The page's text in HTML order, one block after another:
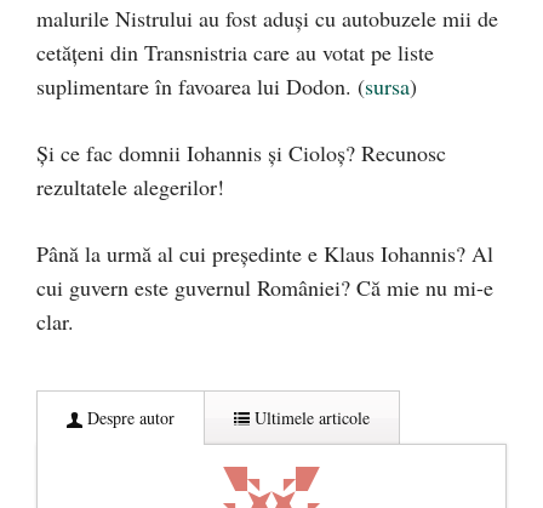
malurile Nistrului au fost aduși cu autobuzele mii de
cetățeni din Transnistria care au votat pe liste
suplimentare în favoarea lui Dodon. (sursa)
Și ce fac domnii Iohannis și Cioloș? Recunosc
rezultatele alegerilor!
Până la urmă al cui președinte e Klaus Iohannis? Al
cui guvern este guvernul României? Că mie nu mi-e
clar.
Despre autor Ultimele articole